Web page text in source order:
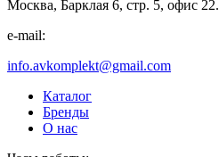
Москва, Барклая 6, стр. 5, офис 22.
e-mail:
info.avkomplekt@gmail.com
Каталог
Бренды
О нас